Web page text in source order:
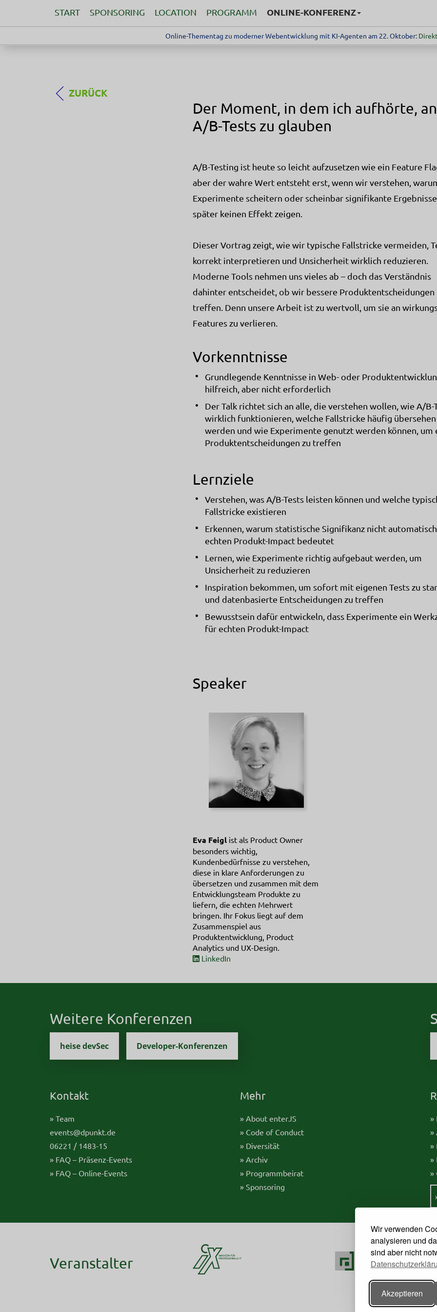
Wir verwenden
analysieren und
sind aber nicht
Akzeptieren
START SPONSORING LOCATION PROGRAMM ONLINE-KONFERENZ
Online-Thementag zu moderner Webentwicklung mit KI-Agenten am 22. Oktober:
ZURÜCK
Der Moment, in dem ich aufhörte, an
A/B-Tests zu glauben
A/B-Testing ist heute so leicht aufzusetzen wie ein Feature
aber der wahre Wert entsteht erst, wenn wir verstehen,
Experimente scheitern oder scheinbar signifikante Ergebnisse
später keinen Effekt zeigen.
Dieser Vortrag zeigt, wie wir typische Fallstricke vermeiden,
korrekt interpretieren und Unsicherheit wirklich reduzieren.
Moderne Tools nehmen uns vieles ab – doch das Verständnis
dahinter entscheidet, ob wir bessere Produktentscheidungen
treffen. Denn unsere Arbeit ist zu wertvoll, um sie an
Features zu verlieren.
Vorkenntnisse
Grundlegende Kenntnisse in Web- oder
hilfreich, aber nicht erforderlich
Der Talk richtet sich an alle, die verstehen wollen, wie A/B-
wirklich funktionieren, welche Fallstricke häufig übersehen
werden und wie Experimente genutzt werden können, um
Produktentscheidungen zu treffen
Lernziele
Verstehen, was A/B-Tests leisten können und welche
Fallstricke existieren
Erkennen, warum statistische Signifikanz nicht automatisch
echten Produkt-Impact bedeutet
Lernen, wie Experimente richtig aufgebaut werden, um
Unsicherheit zu reduzieren
Inspiration bekommen, um sofort mit eigenen Tests zu
und datenbasierte Entscheidungen zu treffen
Bewusstsein dafür entwickeln, dass Experimente ein
für echten Produkt-Impact
Speaker
Eva Feiglist als Product Owner
besonders wichtig,
Kundenbedürfnisse zu verstehen,
diese in klare Anforderungen zu
übersetzen und zusammen mit dem
Entwicklungsteam Produkte zu
liefern, die echten Mehrwert
bringen. Ihr Fokus liegt auf dem
Zusammenspiel aus
Produktentwicklung, Product
Analytics und UX-Design.
LinkedIn
Weitere Konferenzen
heise devSec Developer-Konferenzen
Kontakt
» Team
events@dpunkt.de
06221 / 1483-15
» FAQ – Präsenz-Events
» FAQ – Online-Events
Mehr
» About enterJS
» Code of Conduct
» Diversität
» Archiv
» Programmbeirat
» Sponsoring
»
»
»
»
»
Veranstalter